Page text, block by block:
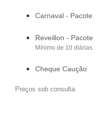
Carnaval - Pacote
Reveillon - Pacote
Mínimo de 10 diárias.
Cheque Caução
Preços sob consulta.